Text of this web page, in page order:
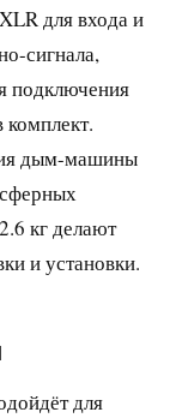
для входа и
сигнала,
подключения
дым-машины
кг делают
и установки.
для